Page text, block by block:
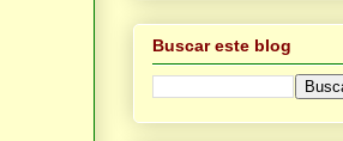
Buscar este blog